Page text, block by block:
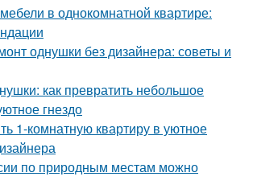
в однокомнатной квартире:
однушки без дизайнера: советы и
как превратить небольшое
гнездо
1-комнатную квартиру в уютное
по природным местам можно